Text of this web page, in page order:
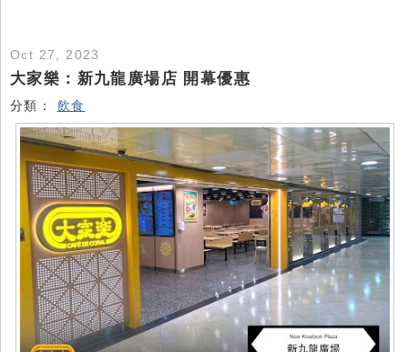
Oct 27, 2023
大家樂：新九龍廣場店 開幕優惠
分類： 飲食